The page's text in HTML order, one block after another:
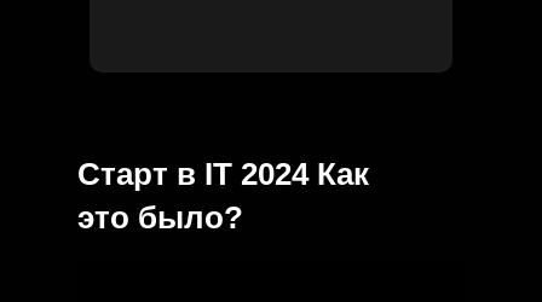
Старт в IT 2024 Как
это было?